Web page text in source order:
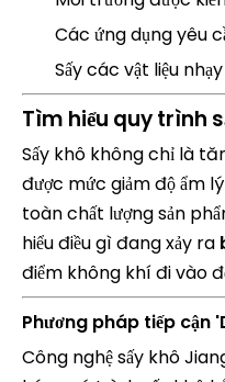
Các ứng dụng yêu
Sấy các vật liệu
Tìm hiểu quy trình
Sấy khô không chỉ là
được mức giảm độ ẩm
toàn chất lượng sản
hiểu điều gì đang xảy ra
điểm không khí đi vào
Phương pháp tiếp cận
Công nghệ sấy khô